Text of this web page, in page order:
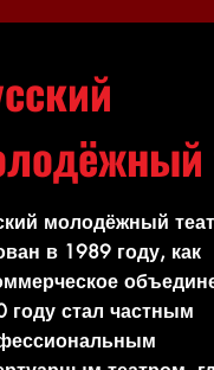
молодёжный
в 1989 году, как
году стал частным